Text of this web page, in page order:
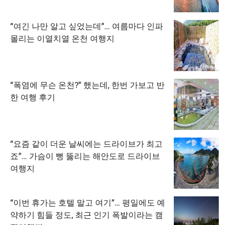
“여긴 나만 알고 싶었는데”… 여름마다 인파
몰리는 이열치열 온천 여행지
“폭염에 무슨 온천?” 했는데, 한번 가보고 반
한 여행 후기
“요즘 같이 더운 날씨에는 드라이브가 최고
죠”… 가슴이 뻥 뚫리는 해안도로 드라이브
여행지
“이번 휴가는 호텔 말고 여기”… 평일에도 예
약하기 힘들 정도, 최근 인기 폭발이라는 캠